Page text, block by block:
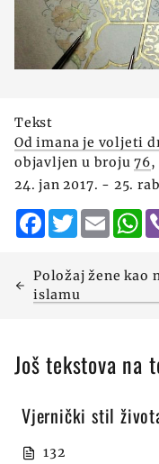
Tekst
Od imana je voljeti
objavljen u broju76,
24. jan 2017. - 25.
Facebook
TwitterEmail
Položaj žene kao
islamu
Još tekstova na
Vjernički stil
132